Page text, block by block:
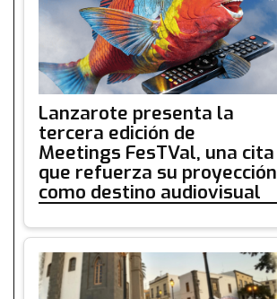
Lanzarote presenta la
tercera edición de
Meetings FesTVal, una cita
que refuerza su proyección
como destino audiovisual